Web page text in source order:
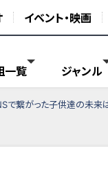
イベント・映画
一覧 ジャンル
で繋がった子供達の未来